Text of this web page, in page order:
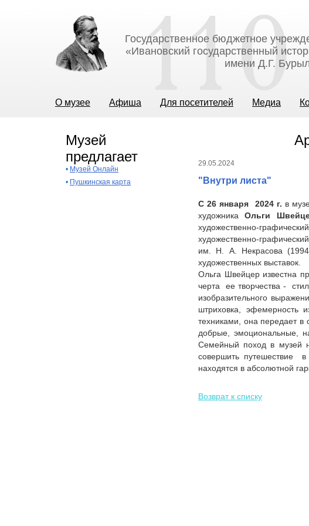
Государственное бюджетное
«Ивановский государственный
имени Д.Г.
О музее Афиша Для посетителей Медиа
Музей
предлагает
• Музей Онлайн
• Пушкинская карта
29.05.2024
"Внутри листа"
С 26 января 2024 г. в
художникаОльги
художественно-
художественно-
им. Н. А. Некрасова
художественных выставок.
Ольга Швейцер известна
черта ее творчества -
изобразительного
штриховка, эфемерность
техниками, она передает в
добрые, эмоциональные,
Семейный поход в музей
совершить путешествие
находятся в абсолютной
Возврат к списку